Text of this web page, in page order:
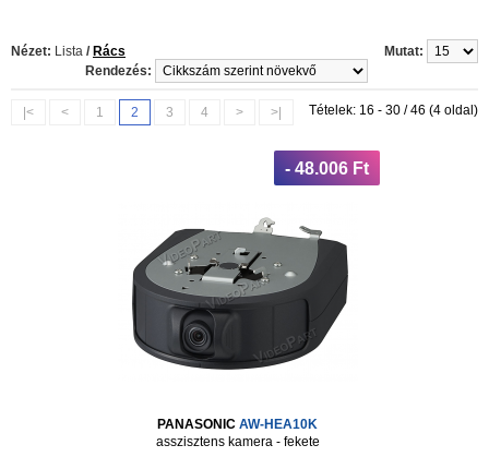
Nézet: Lista / Rács
Mutat:
Rendezés:
|< < 1 2 3 4 > >| Tételek: 16 - 30 / 46 (4 oldal)
- 48.006 Ft
PANASONIC AW-HEA10K
asszisztens kamera - fekete